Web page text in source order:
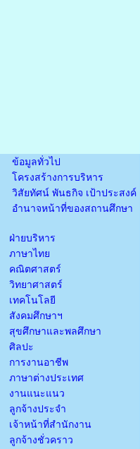
ข้อมูลทั่วไป
โครงสร้างการบริหาร
วิสัยทัศน์ พันธกิจ เป้าประสงค์
อำนาจหน้าที่ของสถานศึกษา
ฝ่ายบริหาร
ภาษาไทย
คณิตศาสตร์
วิทยาศาสตร์
เทคโนโลยี
สังคมศึกษาฯ
สุขศึกษาและพลศึกษา
ศิลปะ
การงานอาชีพ
ภาษาต่างประเทศ
งานแนะแนว
ลูกจ้างประจำ
เจ้าหน้าที่สำนักงาน
ลูกจ้างชั่วคราว